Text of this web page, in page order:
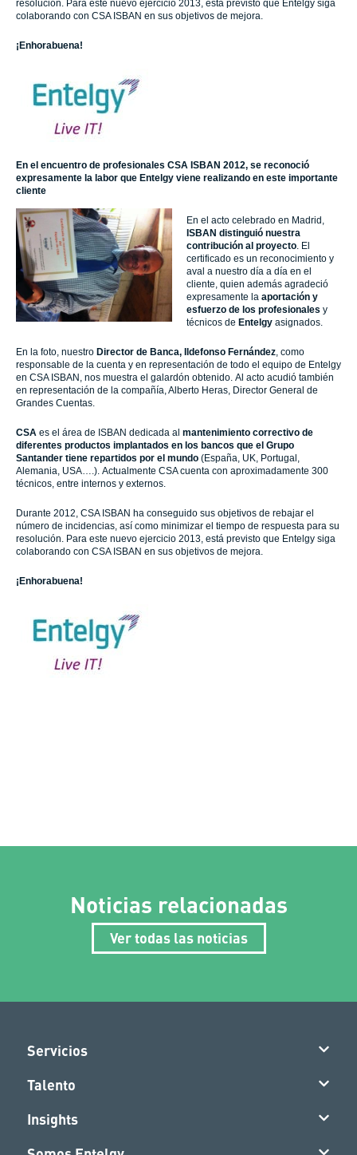
resolución. Para este nuevo ejercicio 2013, está previsto que Entelgy siga
colaborando con CSA ISBAN en sus objetivos de mejora.
¡Enhorabuena!
En el encuentro de profesionales CSA ISBAN 2012, se reconoció
expresamente la labor que Entelgy viene realizando en este importante
cliente
En el acto celebrado en Madrid,
ISBAN distinguió nuestra
contribución al proyecto. El
certificado es un reconocimiento y
aval a nuestro día a día en el
cliente, quien además agradeció
expresamente la aportación y
esfuerzo de los profesionales y
técnicos de Entelgy asignados.
En la foto, nuestro Director de Banca, Ildefonso Fernández, como
responsable de la cuenta y en representación de todo el equipo de Entelgy
en CSA ISBAN, nos muestra el galardón obtenido. Al acto acudió también
en representación de la compañía, Alberto Heras, Director General de
Grandes Cuentas.
CSA es el área de ISBAN dedicada al mantenimiento correctivo de
diferentes productos implantados en los bancos que el Grupo
Santander tiene repartidos por el mundo (España, UK, Portugal,
Alemania, USA….). Actualmente CSA cuenta con aproximadamente 300
técnicos, entre internos y externos.
Durante 2012, CSA ISBAN ha conseguido sus objetivos de rebajar el
número de incidencias, así como minimizar el tiempo de respuesta para su
resolución. Para este nuevo ejercicio 2013, está previsto que Entelgy siga
colaborando con CSA ISBAN en sus objetivos de mejora.
¡Enhorabuena!
Noticias relacionadas
Ver todas las noticias
Servicios
Talento
Insights